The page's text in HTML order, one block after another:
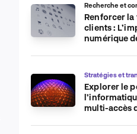
Recherche et
Renforcer
clients :
numérique
commerce
Stratégies et
Explorer le
multi-accès